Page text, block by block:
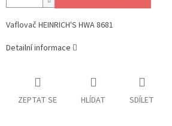
Vaflovač HEINRICH'S HWA 8681
Detailní informace
ZEPTAT SE HLÍDAT SDÍLET